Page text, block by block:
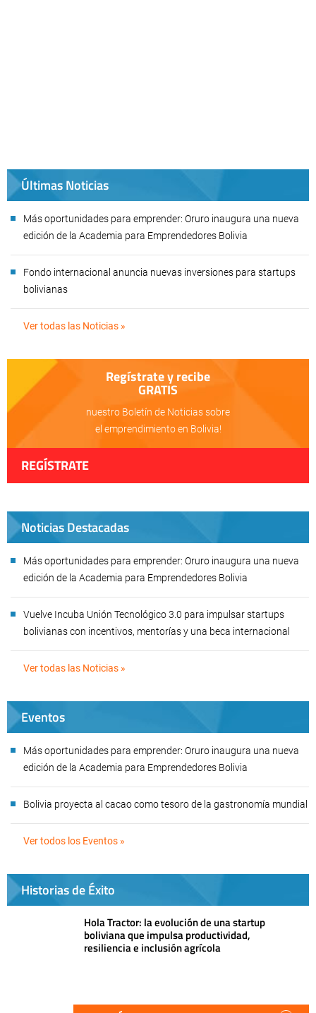
Últimas Noticias
Más oportunidades para emprender: Oruro inaugura una nueva
edición de la Academia para Emprendedores Bolivia
Fondo internacional anuncia nuevas inversiones para startups
bolivianas
Ver todas las Noticias »
Regístrate y recibe
GRATIS
nuestro Boletín de Noticias sobre
el emprendimiento en Bolivia!
REGÍSTRATE
Noticias Destacadas
Más oportunidades para emprender: Oruro inaugura una nueva
edición de la Academia para Emprendedores Bolivia
Vuelve Incuba Unión Tecnológico 3.0 para impulsar startups
bolivianas con incentivos, mentorías y una beca internacional
Ver todas las Noticias »
Eventos
Más oportunidades para emprender: Oruro inaugura una nueva
edición de la Academia para Emprendedores Bolivia
Bolivia proyecta al cacao como tesoro de la gastronomía mundial
Ver todos los Eventos »
Historias de Éxito
Hola Tractor: la evolución de una startup
boliviana que impulsa productividad,
resiliencia e inclusión agrícola